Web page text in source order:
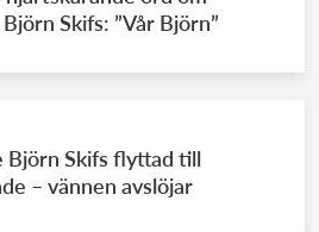
Skifs: ”Vår Björn”
Björn Skifs flyttad till
– vännen avslöjar